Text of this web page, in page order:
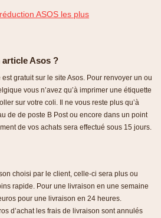
ASOS les plus
Asos ?
gratuit sur le site Asos. Pour renvoyer un ou
vous n’avez qu’à imprimer une étiquette
sur votre coli. Il ne vous reste plus qu’à
de de poste B Post ou encore dans un point
de vos achats sera effectué sous 15 jours.
choisi par le client, celle-ci sera plus ou
rapide. Pour une livraison en une semaine
pour une livraison en 24 heures.
d’achat les frais de livraison sont annulés